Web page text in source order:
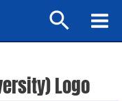
Buscar
Logo